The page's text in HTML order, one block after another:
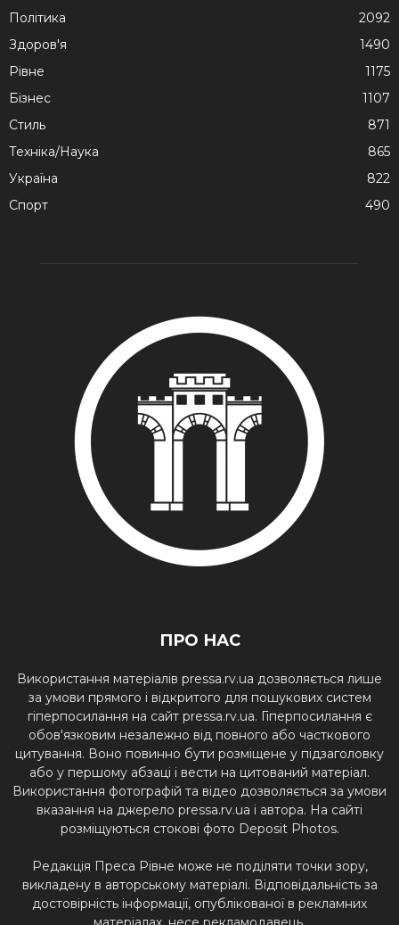
Політика
2092
Здоров'я
1490
Рівне
1175
Бізнес
1107
Стиль
871
Техніка/Наука
865
Україна
822
Спорт
490
ПРО НАС
Використання матеріалів pressa.rv.ua дозволяється лише
за умови прямого і відкритого для пошукових систем
гіперпосилання на сайт pressa.rv.ua. Гіперпосилання є
обов'язковим незалежно від повного або часткового
цитування. Воно повинно бути розміщене у підзаголовку
або у першому абзаці і вести на цитований матеріал.
Використання фотографій та відео дозволяється за умови
вказання на джерело pressa.rv.ua і автора. На сайті
розміщуються стокові фото Deposit Photos.
Редакція Преса Рівне може не поділяти точки зору,
викладену в авторському матеріалі. Відповідальність за
достовірність інформації, опублікованої в рекламних